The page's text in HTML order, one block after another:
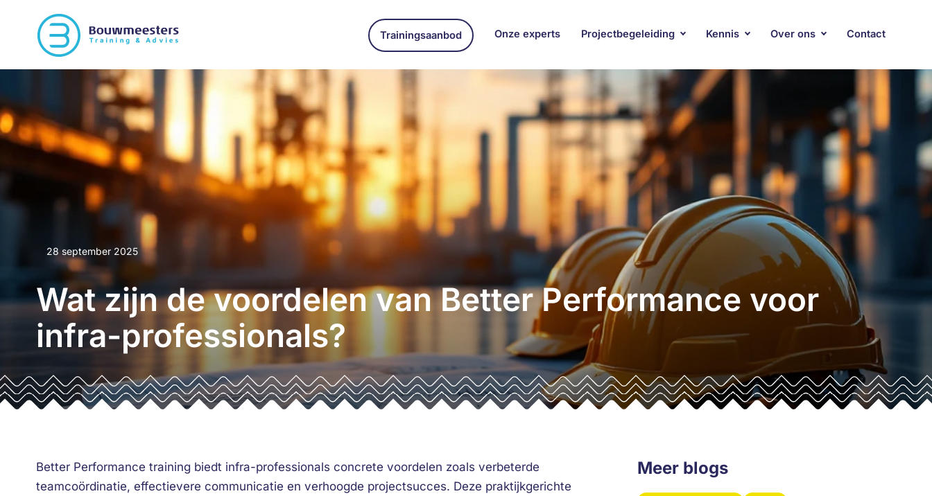
Trainingsaanbod Onze experts Projectbegeleiding Kennis Over ons Contact
28 september 2025
Wat zijn de voordelen van Better Performance voor
infra-professionals?
Better Performance training biedt infra-professionals concrete voordelen zoals verbeterde
teamcoördinatie, effectievere communicatie en verhoogde projectsucces. Deze praktijkgerichte
Meer blogs